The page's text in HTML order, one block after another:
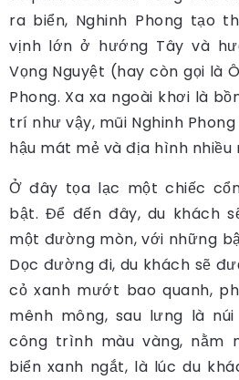
ra biển, Nghinh Phong tạo
vịnh lớn ở hướng Tây và
Vọng Nguyệt (hay còn gọi là
Phong. Xa xa ngoài khơi là
trí như vậy, mũi Nghinh
hậu mát mẻ và địa hình nhiều
Ở đây tọa lạc một chiếc
bật. Để đến đây, du khách
một đường mòn, với những
Dọc đường đi, du khách sẽ
cỏ xanh mướt bao quanh,
mênh mông, sau lưng là
công trình màu vàng, nằm
biển xanh ngắt, là lúc du